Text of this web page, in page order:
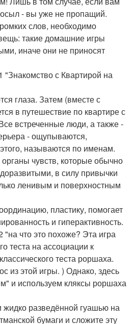
- вы уже не пропащий.
слов, необходимо
такие домашние игры
иначе они не приносят
с Квартирой на
глаза. Затем (вместе с
в путешествие по квартире с
встреченные люди, а также -
- ощупываются,
называются по именам.
чувств, которые обычно
в силу привычки
ленивым и поверхностным
пластику, помогает
и гиперактивность.
что это похоже? Эта игра
теста на ассоциации к
теста роршаха.
из этой игры. ) Однако, здесь
и используем кляксы роршаха
жидко разведённой гуашью на
бумаги и сложите эту